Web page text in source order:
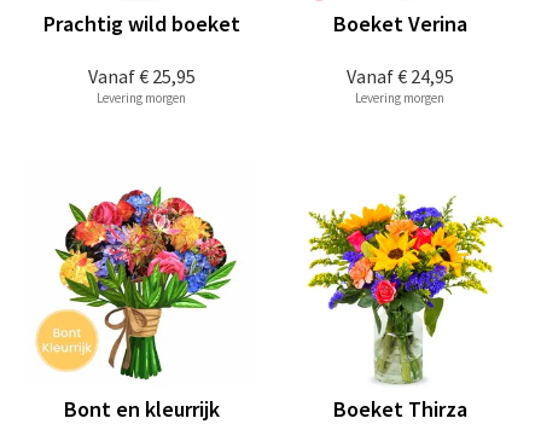
Vanaf€ 25,95
Prachtig wild boeket
Levering morgen
Vanaf€ 24,95
Boeket Verina
Levering morgen
Bont en kleurrijk
Boeket Thirza